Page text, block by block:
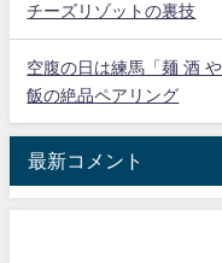
チーズリゾットの裏技
空腹の日は練馬「麺 酒
飯の絶品ペアリング
最新コメント